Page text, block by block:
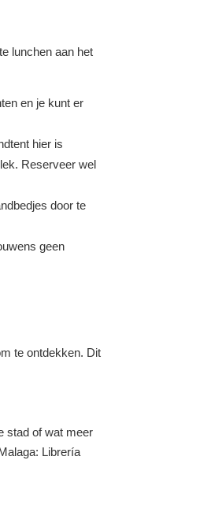
lunchen aan het
en je kunt er
hier is
Reserveer wel
door te
geen
te ontdekken. Dit
stad of wat meer
Librería